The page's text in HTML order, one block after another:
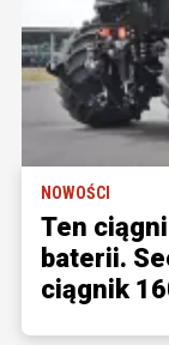
NOWOŚCI
Ten
baterii.
ciągnik